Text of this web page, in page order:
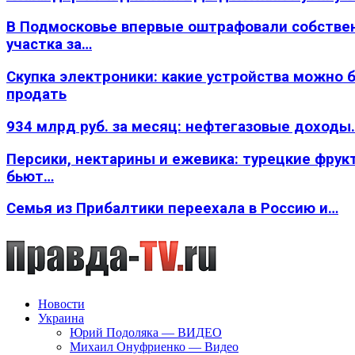
В Подмосковье впервые оштрафовали
участка за…
Скупка электроники: какие устройства можно
продать
934 млрд руб. за месяц: нефтегазовые
Персики, нектарины и ежевика: турецкие
бьют…
Семья из Прибалтики переехала в Россию и…
Новости
Украина
Юрий Подоляка — ВИДЕО
Михаил Онуфриенко — Видео